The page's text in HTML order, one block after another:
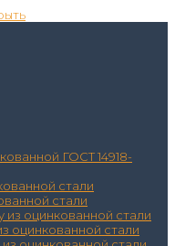
ГОСТ 14918-
стали
стали
из оцинкованной стали
оцинкованной стали